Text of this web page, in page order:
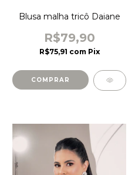
Blusa malha tricô Daiane
R$79,90
R$75,91 com Pix
COMPRAR